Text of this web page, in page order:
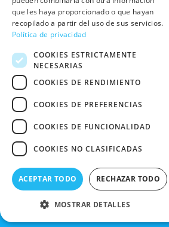
m
NUESTRAS
TIENDAS
BLACK
FRIDAY
Y CAMBIOS
CANCELAR
PEDIDO
DE COMPRA
que les haya proporcionado o que hayan
recopilado a partir del uso de sus servicios.
Política de privacidad
COOKIES ESTRICTAMENTE
NECESARIAS
COOKIES DE RENDIMIENTO
COOKIES DE PREFERENCIAS
COOKIES DE FUNCIONALIDAD
COOKIES NO CLASIFICADAS
ACEPTAR TODO RECHAZAR TODO
MOSTRAR DETALLES